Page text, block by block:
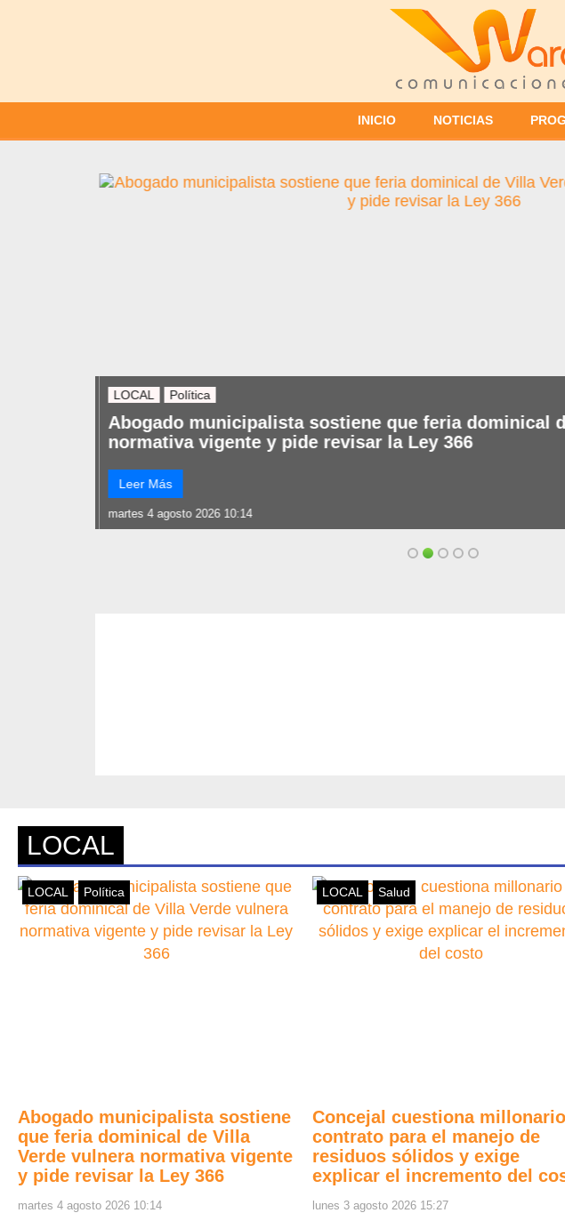
INICIO NOTICIAS
LOCAL Política
Abogado municipalista sostiene que feria dominical
normativa vigente y pide revisar la Ley 366
Leer Más
martes 4 agosto 2026 10:14
LOCAL
LOCAL Política
Abogado municipalista sostiene
que feria dominical de Villa
Verde vulnera normativa vigente
y pide revisar la Ley 366
martes 4 agosto 2026 10:14
LOCAL Salud
Concejal cuestiona millonario
contrato para el manejo de
residuos sólidos y exige
explicar el incremento del
lunes 3 agosto 2026 15:27